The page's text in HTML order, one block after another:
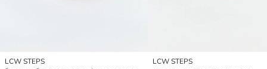
LCW STEPS
LCW STEPS